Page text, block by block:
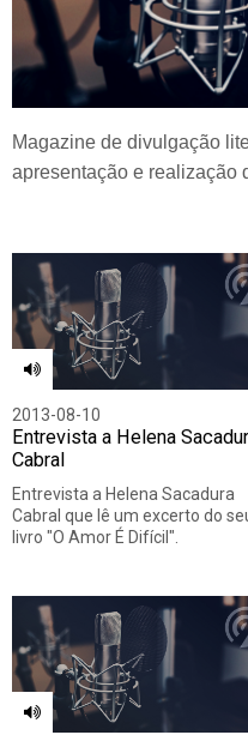
Magazine de divulgação
apresentação e realização
2013-08-10
Entrevista a Helena
Cabral
Entrevista a Helena Sacadura
Cabral que lê um excerto do
livro "O Amor É Difícil".